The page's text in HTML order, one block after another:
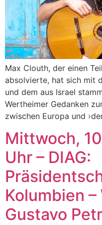
Max Clouth, der einen
absolvierte, hat sich mit
und dem aus Israel
Wertheimer Gedanken
zwischen Europa und
Mittwoch,
Uhr – DIAG:
Kolumbien
Gustavo